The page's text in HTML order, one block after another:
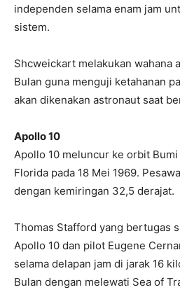
independen selama enam jam
sistem.
Shcweickart melakukan wahana
Bulan guna menguji ketahanan
akan dikenakan astronaut saat
Apollo 10
Apollo 10 meluncur ke orbit
Florida pada 18 Mei 1969.
dengan kemiringan 32,5 derajat.
Thomas Stafford yang bertugas
Apollo 10 dan pilot Eugene
selama delapan jam di jarak 16
Bulan dengan melewati Sea of